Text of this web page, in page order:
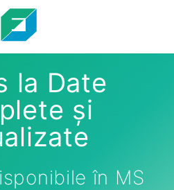
la Date
și
în MS